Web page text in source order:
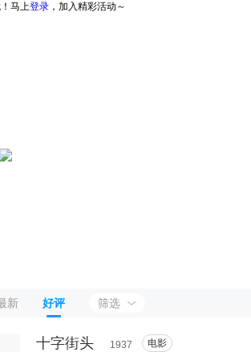
马上登录 ，加入精彩活动～
新 好评 筛选
十字街头 1937 电影